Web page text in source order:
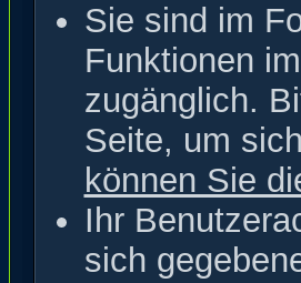
Sie sind im
Funktionen
zugänglich.
Seite, um
können Sie
Ihr
sich